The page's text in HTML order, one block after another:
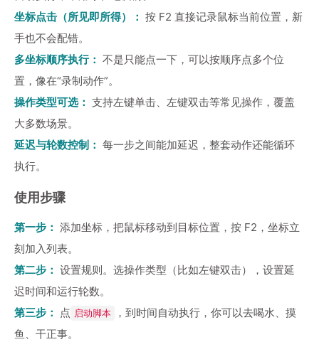
坐标点击（所见即所得）： 按 F2 直接记录鼠标当前位置，新
手也不会配错。
多坐标顺序执行： 不是只能点一下，可以按顺序点多个位
置，像在“录制动作”。
操作类型可选： 支持左键单击、左键双击等常见操作，覆盖
大多数场景。
延迟与轮数控制： 每一步之间能加延迟，整套动作还能循环
执行。
使用步骤
第一步： 添加坐标，把鼠标移动到目标位置，按 F2，坐标立
刻加入列表。
第二步： 设置规则。选操作类型（比如左键双击），设置延
迟时间和运行轮数。
第三步：
点 启动脚本
，到时间自动执行，你可以去喝水、摸
鱼、干正事。